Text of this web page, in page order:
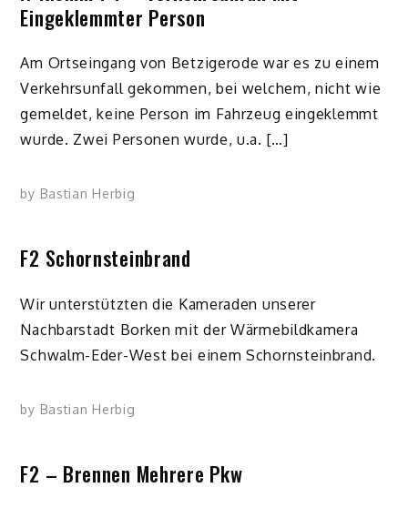
Eingeklemmter Person
Am Ortseingang von Betzigerode war es zu einem
Verkehrsunfall gekommen, bei welchem, nicht wie
gemeldet, keine Person im Fahrzeug eingeklemmt
wurde. Zwei Personen wurde, u.a. […]
by Bastian Herbig
F2 Schornsteinbrand
Wir unterstützten die Kameraden unserer
Nachbarstadt Borken mit der Wärmebildkamera
Schwalm-Eder-West bei einem Schornsteinbrand.
by Bastian Herbig
F2 – Brennen Mehrere Pkw